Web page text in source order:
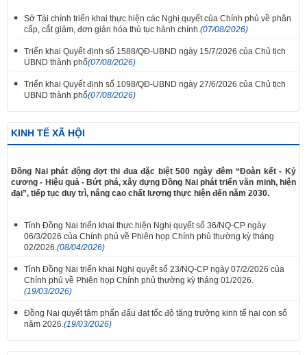
Sở Tài chính triển khai thực hiện các Nghị quyết của Chính phủ về phân
cấp, cắt giảm, đơn giản hóa thủ tục hành chính. (07/08/2026)
Triển khai Quyết định số 1588/QĐ-UBND ngày 15/7/2026 của Chủ tịch
UBND thành phố(07/08/2026)
Triển khai Quyết định số 1098/QĐ-UBND ngày 27/6/2026 của Chủ tịch
UBND thành phố(07/08/2026)
KINH TẾ XÃ HỘI
Đồng Nai phát động đợt thi đua đặc biệt 500 ngày đêm “Đoàn kết - Kỷ
cương - Hiệu quả - Bứt phá, xây dựng Đồng Nai phát triển văn minh, hiện
đại”, tiếp tục duy trì, nâng cao chất lượng thực hiện đến năm 2030.
Tỉnh Đồng Nai triển khai thực hiện Nghị quyết số 36/NQ-CP ngày
06/3/2026 của Chính phủ về Phiên họp Chính phủ thường kỳ tháng
02/2026. (08/04/2026)
Tỉnh Đồng Nai triển khai Nghị quyết số 23/NQ-CP ngày 07/2/2026 của
Chính phủ về Phiên họp Chính phủ thường kỳ tháng 01/2026.
(19/03/2026)
Đồng Nai quyết tâm phấn đấu đạt tốc độ tăng trưởng kinh tế hai con số
năm 2026. (19/03/2026)